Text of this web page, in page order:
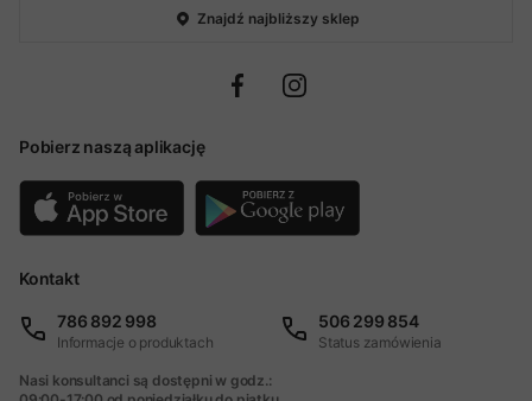
Znajdź najbliższy sklep
Pobierz naszą aplikację
Kontakt
786 892 998
Informacje o produktach
506 299 854
Status zamówienia
Nasi konsultanci są dostępni w godz.: